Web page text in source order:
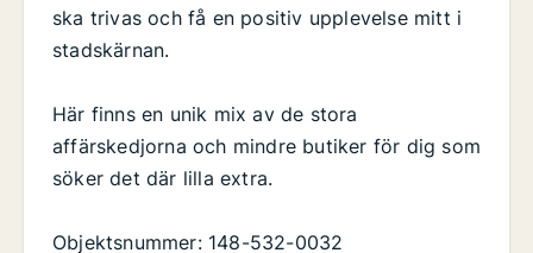
ska trivas och få en positiv upplevelse mitt i
stadskärnan.
Här finns en unik mix av de stora
affärskedjorna och mindre butiker för dig som
söker det där lilla extra.
Objektsnummer: 148-532-0032